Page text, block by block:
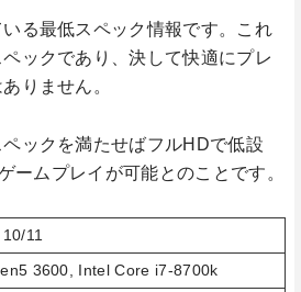
る最低スペック情報です。これ
ックであり、決して快適にプレ
りません。
ックを満たせばフルHDで低設
ームプレイが可能とのことです。
11
3600, Intel Core i7-8700k